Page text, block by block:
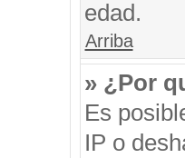
edad.
Arriba
» ¿Por
Es
IP o